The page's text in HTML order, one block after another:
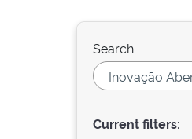
Search:
Current filters: